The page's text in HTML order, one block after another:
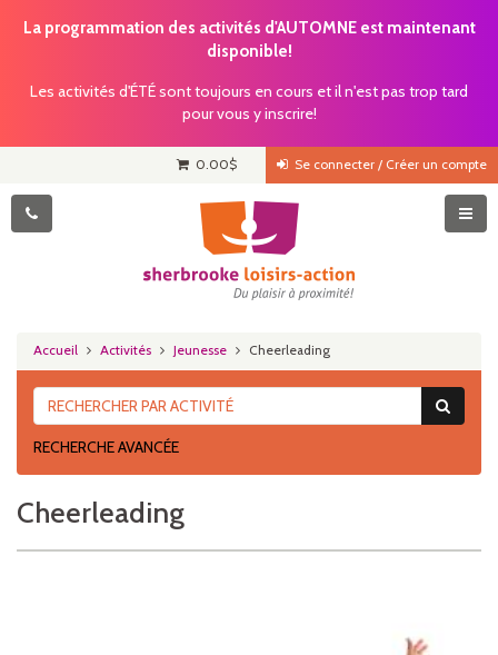
La programmation des activités d'AUTOMNE est maintenant
disponible!
Les activités d'ÉTÉ sont toujours en cours et il n'est pas trop tard
pour vous y inscrire!
Se connecter / Créer un compte
0.00$
Accueil Activités Jeunesse Cheerleading
RECHERCHE AVANCÉE
Cheerleading